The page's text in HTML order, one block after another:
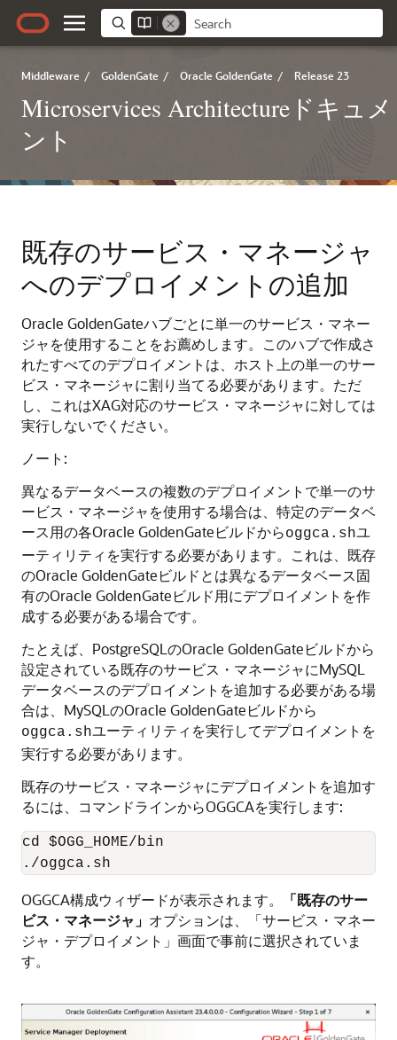
Middleware / GoldenGate / Oracle GoldenGate / Release 23
Microservices Architectureドキュメ
ント
既存のサービス・マネージャ
へのデプロイメントの追加
Oracle GoldenGateハブごとに単一のサービス・マネー
ジャを使用することをお薦めします。このハブで作成さ
れたすべてのデプロイメントは、ホスト上の単一のサー
ビス・マネージャに割り当てる必要があります。ただ
し、これはXAG対応のサービス・マネージャに対しては
実行しないでください。
ノート:
異なるデータベースの複数のデプロイメントで単一のサ
ービス・マネージャを使用する場合は、特定のデータベ
ース用の各Oracle GoldenGateビルドからoggca.shユ
ーティリティを実行する必要があります。これは、既存
のOracle GoldenGateビルドとは異なるデータベース固
有のOracle GoldenGateビルド用にデプロイメントを作
成する必要がある場合です。
たとえば、PostgreSQLのOracle GoldenGateビルドから
設定されている既存のサービス・マネージャにMySQL
データベースのデプロイメントを追加する必要がある場
合は、MySQLのOracle GoldenGateビルドから
oggca.shユーティリティを実行してデプロイメントを
実行する必要があります。
既存のサービス・マネージャにデプロイメントを追加す
るには、コマンドラインからOGGCAを実行します:
cd $OGG_HOME/bin
./oggca.sh
OGGCA構成ウィザードが表示されます。
「既存のサー
ビス・マネージャ」 オプションは、「サービス・マネー
ジャ・デプロイメント」画面で事前に選択されていま
す。